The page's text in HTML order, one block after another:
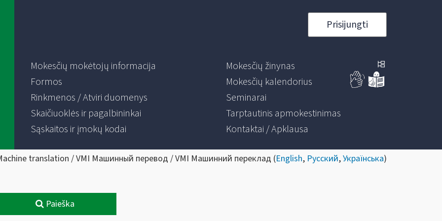
Prisijungti
Mokesčių mokėtojų informacija
Formos
Rinkmenos / Atviri duomenys
Skaičiuoklės ir pagalbininkai
Sąskaitos ir įmokų kodai
Mokesčių žinynas
Mokesčių kalendorius
Seminarai
Tarptautinis apmokestinimas
Kontaktai / Apklausa
translation / VMI Машинный перевод / VMI Машинний переклад (English, Русский,Українська)
Paieška